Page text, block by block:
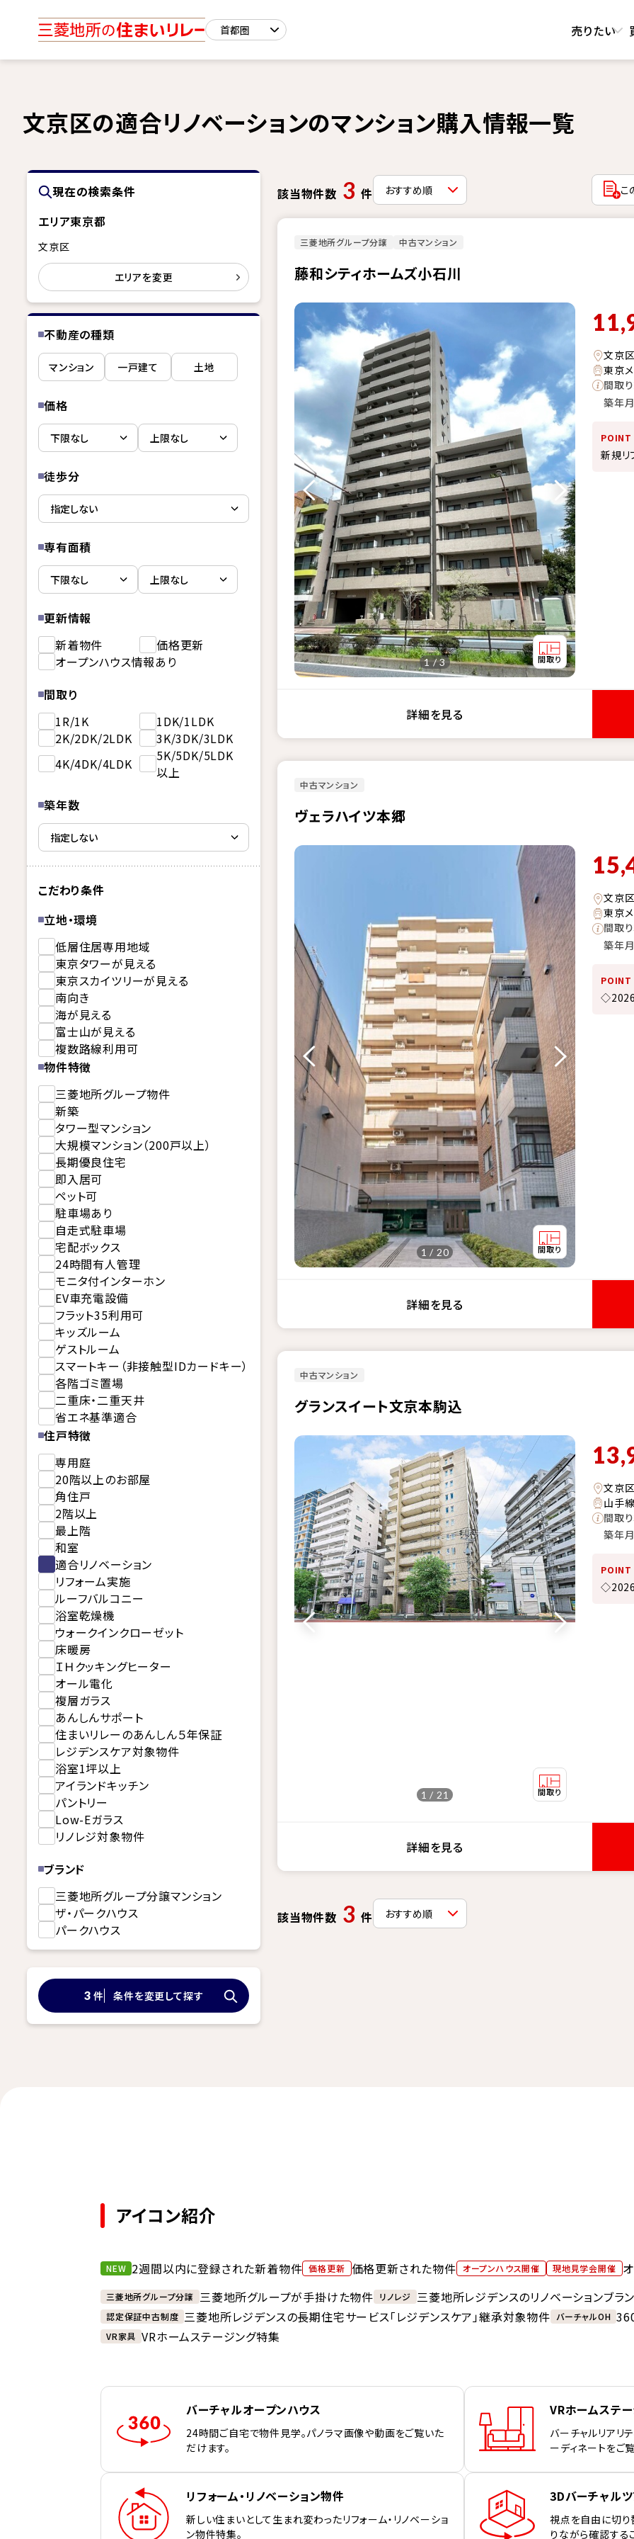
売りたい
文京区の適合リノベーションのマンション購入情報一覧
現在の検索条件
エリア東京都
文京区
エリアを変更
不動産の種類
マンション 一戸建て 土地
価格
徒歩分
専有面積
更新情報
新着物件
価格更新
オープンハウス情報あり
間取り
1R/1K
1DK/1LDK
2K/2DK/2LDK
3K/3DK/3LDK
4K/4DK/4LDK
5K/5DK/5LDK
以上
築年数
こだわり条件
立地・環境
低層住居専用地域
東京タワーが見える
東京スカイツリーが見える
南向き
海が見える
富士山が見える
複数路線利用可
物件特徴
三菱地所グループ物件
新築
タワー型マンション
大規模マンション（200戸以上）
長期優良住宅
即入居可
ペット可
駐車場あり
自走式駐車場
宅配ボックス
24時間有人管理
モニタ付インターホン
EV車充電設備
フラット35利用可
キッズルーム
ゲストルーム
スマートキー（非接触型IDカードキー）
各階ゴミ置場
二重床・二重天井
省エネ基準適合
住戸特徴
専用庭
20階以上のお部屋
角住戸
2階以上
最上階
和室
適合リノベーション
リフォーム実施
ルーフバルコニー
浴室乾燥機
ウォークインクローゼット
床暖房
ＩＨクッキングヒーター
オール電化
複層ガラス
あんしんサポート
住まいリレーのあんしん５年保証
レジデンスケア対象物件
浴室1坪以上
アイランドキッチン
パントリー
Low-Eガラス
リノレジ対象物件
ブランド
三菱地所グループ分譲マンション
ザ・パークハウス
パークハウス
3 件 条件を変更して探す
該当物件数 3 件 こ
三菱地所グループ分譲 中古マンション
藤和シティホームズ小石川
1 / 3
文京
東京
間取り
築年月
POINT
新規
詳細を見る
中古マンション
ヴェラハイツ本郷
1 / 20
文京
東京
間取り
築年月
POINT
◇2026
詳細を見る
中古マンション
グランスイート文京本駒込
1 / 21
文京
山手
間取り
築年月
POINT
◇2026
詳細を見る
該当物件数 3 件
アイコン紹介
NEW 2週間以内に登録された新着物件 価格更新 価格更新された物件 オープンハウス開催 現地見学会開催
三菱地所グループ分譲 三菱地所グループが手掛けた物件 リノレジ 三菱地所レジデンスのリノベーションブラ
認定保証中古制度 三菱地所レジデンスの長期住宅サービス「レジデンスケア」継承対象物件 バーチャルOH
VR家具 VRホームステージング特集
バーチャルオープンハウス
24時間ご自宅で物件見学。パノラマ画像や動画をご覧いた
だけます。
VRホームステ
バーチャルリアリ
ーディネートをご
リフォーム・リノベーション物件
新しい住まいとして生まれ変わったリフォーム・リノベーショ
ン物件特集。
3Dバーチャル
視点を自由に切り
りながら確認する